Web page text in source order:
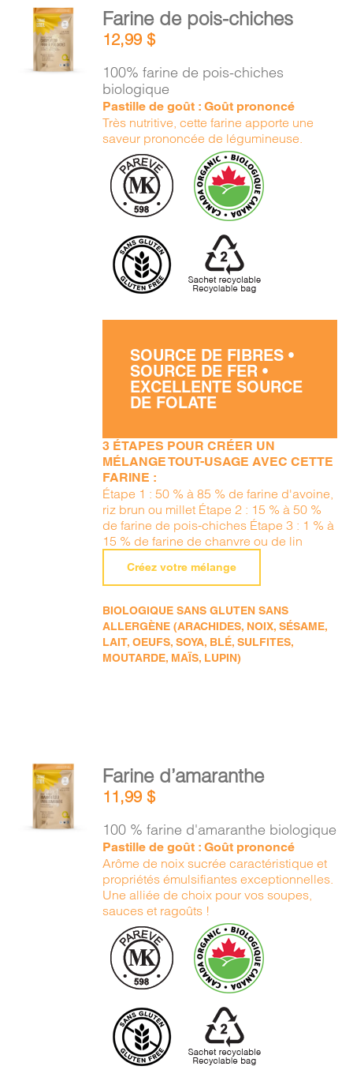
AJOUTER
AU
PANIER
Farine de pois-chiches
12,99$
100% farine de pois-chiches
biologique
Pastille de goût : Goût prononcé
Très nutritive, cette farine apporte une
saveur prononcée de légumineuse.
SOURCE DE FIBRES •
SOURCE DE FER •
EXCELLENTE SOURCE
DE FOLATE
3 ÉTAPES POUR CRÉER UN
MÉLANGE TOUT-USAGE AVEC CETTE
FARINE :
Étape 1 : 50 % à 85 % de farine d'avoine,
riz brun ou millet Étape 2 : 15 % à 50 %
de farine de pois-chiches Étape 3 : 1 % à
15 % de farine de chanvre ou de lin
Créez votre mélange
BIOLOGIQUE SANS GLUTEN SANS
ALLERGÈNE (ARACHIDES, NOIX, SÉSAME,
LAIT, OEUFS, SOYA, BLÉ, SULFITES,
MOUTARDE, MAÏS, LUPIN)
AJOUTER
AU
PANIER
Farine d’amaranthe
11,99$
100 % farine d'amaranthe biologique
Pastille de goût : Goût prononcé
Arôme de noix sucrée caractéristique et
propriétés émulsifiantes exceptionnelles.
Une alliée de choix pour vos soupes,
sauces et ragoûts !